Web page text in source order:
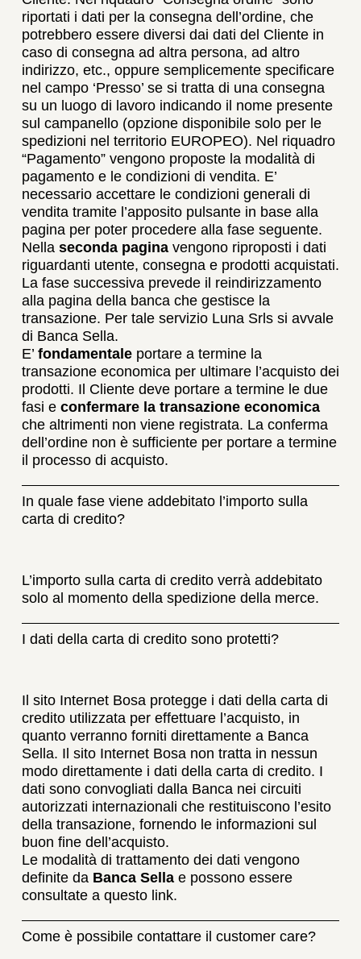
riportati i dati per la consegna dell’ordine, che
potrebbero essere diversi dai dati del Cliente in
caso di consegna ad altra persona, ad altro
indirizzo, etc., oppure semplicemente specificare
nel campo ‘Presso’ se si tratta di una consegna
su un luogo di lavoro indicando il nome presente
sul campanello (opzione disponibile solo per le
spedizioni nel territorio EUROPEO). Nel riquadro
“Pagamento” vengono proposte la modalità di
pagamento e le condizioni di vendita. E’
necessario accettare le condizioni generali di
vendita tramite l’apposito pulsante in base alla
pagina per poter procedere alla fase seguente.
Nella seconda pagina vengono riproposti i dati
riguardanti utente, consegna e prodotti acquistati.
La fase successiva prevede il reindirizzamento
alla pagina della banca che gestisce la
transazione. Per tale servizio Luna Srls si avvale
di Banca Sella.
E’ fondamentale portare a termine la
transazione economica per ultimare l’acquisto dei
prodotti. Il Cliente deve portare a termine le due
fasi e confermare la transazione economica
che altrimenti non viene registrata. La conferma
dell’ordine non è sufficiente per portare a termine
il processo di acquisto.
In quale fase viene addebitato l’importo sulla
carta di credito?
L’importo sulla carta di credito verrà addebitato
solo al momento della spedizione della merce.
I dati della carta di credito sono protetti?
Il sito Internet Bosa protegge i dati della carta di
credito utilizzata per effettuare l’acquisto, in
quanto verranno forniti direttamente a Banca
Sella. Il sito Internet Bosa non tratta in nessun
modo direttamente i dati della carta di credito. I
dati sono convogliati dalla Banca nei circuiti
autorizzati internazionali che restituiscono l’esito
della transazione, fornendo le informazioni sul
buon fine dell’acquisto.
Le modalità di trattamento dei dati vengono
definite da Banca Sella e possono essere
consultate a questo link.
Come è possibile contattare il customer care?